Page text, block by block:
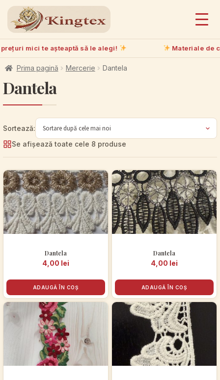
mici te așteaptă să le alegi! Materiale de
Prima pagină Mercerie Dantela
Dantela
Se afișează toate cele 8 produse
Dantela
4,00 lei
ADAUGĂ ÎN COȘ
Dantela
4,00 lei
ADAUGĂ ÎN COȘ